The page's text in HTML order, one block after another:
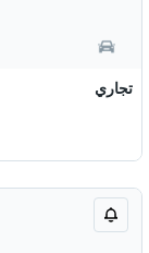
تجاري